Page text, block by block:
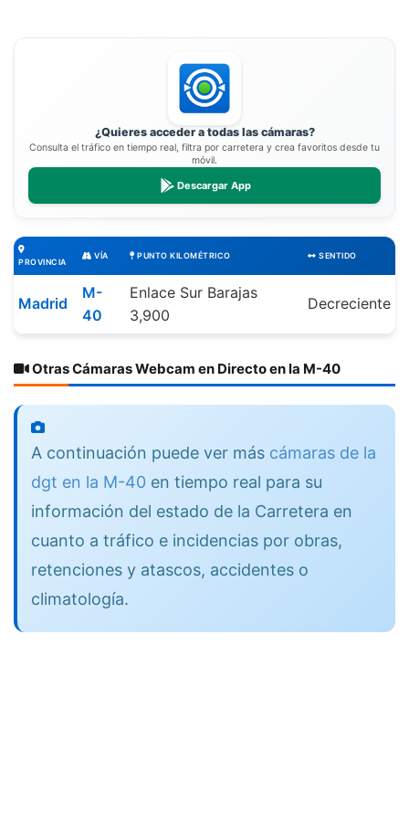
¿Quieres acceder a todas las cámaras?
Consulta el tráfico en tiempo real, filtra por carretera y crea favoritos desde tu
móvil.
Descargar App
PROVINCIA
VÍA PUNTO KILOMÉTRICO SENTIDO
Madrid
M-
40
Enlace Sur Barajas
3,900
Decreciente
Otras Cámaras Webcam en Directo en la M-40
A continuación puede ver más cámaras de la
dgt en la M-40 en tiempo real para su
información del estado de la Carretera en
cuanto a tráfico e incidencias por obras,
retenciones y atascos, accidentes o
climatología.